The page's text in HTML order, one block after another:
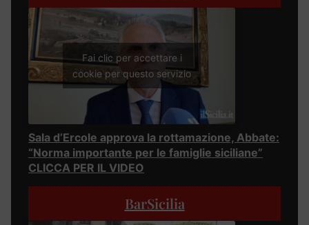
Fai clic per accettare i
cookie per questo servizio
Sala d’Ercole approva la rottamazione, Abbate:
“Norma importante per le famiglie siciliane”
CLICCA PER IL VIDEO
BarSicilia